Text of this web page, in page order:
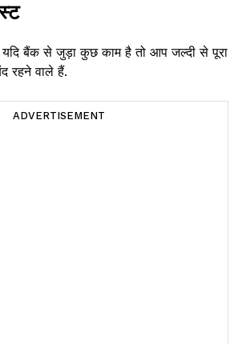
बैंक से जुड़ा कुछ काम है तो आप जल्दी से पूरा
रहने वाले हैं.
ADVERTISEMENT